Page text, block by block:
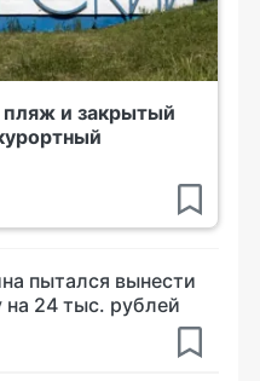
и закрытый
пытался вынести
на 24 тыс. рублей